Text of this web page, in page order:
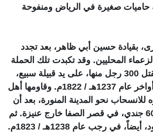
حاميات صغيرة في الرياض ومنفوحة
بقيادة حسين أبي ظاهر، بعد تجدد
المحليين. وقد تكبدت تلك الحملة
خسائر فادحة، بمقتل 300 رجل منها، على يد قبيلة سبيع،
قرب الحائر، في أواخر عام 1237هـ / 1822م. وقاومها أهل
نحو المدينة المنورة، بعد أن
ترك حامية من 600 جندي، في قصر الصفا خارج عنيزة. ثم
في رجب عام 1238هـ / 1823م.